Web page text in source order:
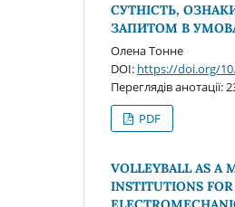
СУТНІСТЬ,
ЗАПИТОМ В
Олена Тонне
DOI: https://doi.org/
Переглядів
PDF
VOLLEYBALL AS A
INSTITUTIONS